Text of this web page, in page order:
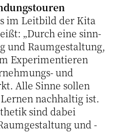
im Leitbild der Kita
„Durch eine sinn-
und Raumgestaltung,
Experimentieren
und
Alle Sinne sollen
nachhaltig ist.
sind dabei
und -